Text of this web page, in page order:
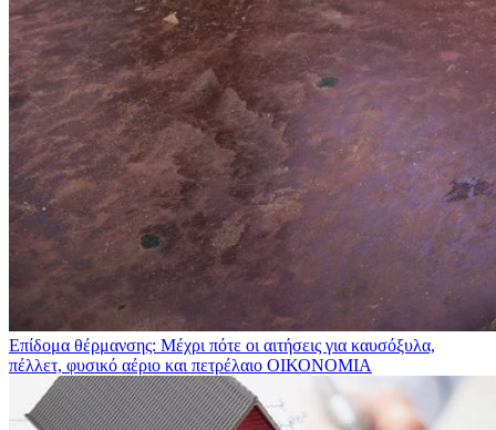
Επίδομα θέρμανσης: Μέχρι πότε οι αιτήσεις για καυσόξυλα,
πέλλετ, φυσικό αέριο και πετρέλαιο ΟΙΚΟΝΟΜΙΑ